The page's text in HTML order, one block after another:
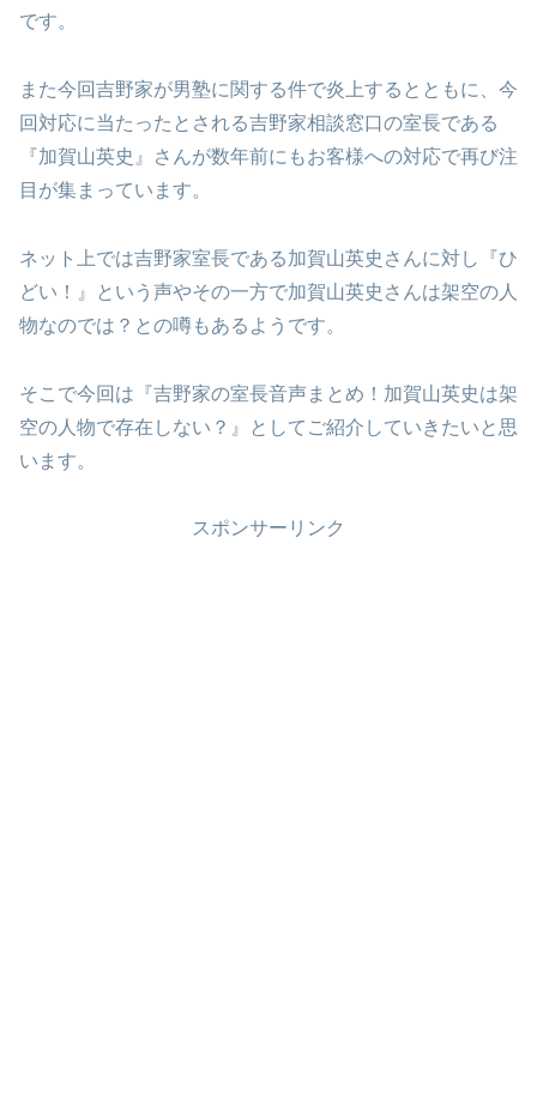
です。
また今回吉野家が男塾に関する件で炎上するとともに、今
回対応に当たったとされる吉野家相談窓口の室長である
『加賀山英史』さんが数年前にもお客様への対応で再び注
目が集まっています。
ネット上では吉野家室長である加賀山英史さんに対し『ひ
どい！』という声やその一方で加賀山英史さんは架空の人
物なのでは？との噂もあるようです。
そこで今回は『吉野家の室長音声まとめ！加賀山英史は架
空の人物で存在しない？』としてご紹介していきたいと思
います。
スポンサーリンク